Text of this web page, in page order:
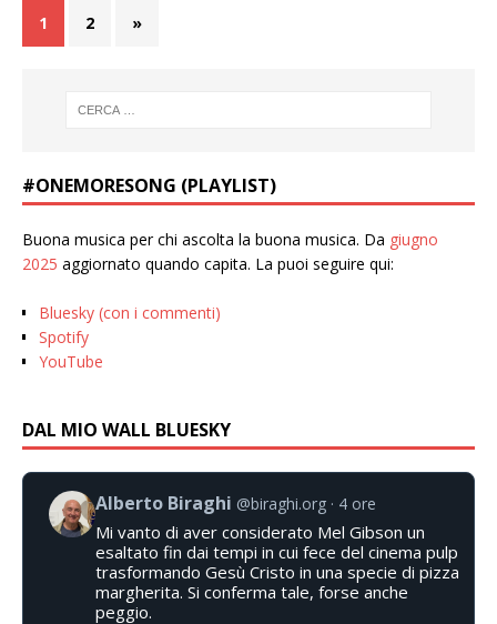
1 2 »
#ONEMORESONG (PLAYLIST)
Buona musica per chi ascolta la buona musica. Da giugno
2025 aggiornato quando capita. La puoi seguire qui:
Bluesky (con i commenti)
Spotify
YouTube
DAL MIO WALL BLUESKY
Alberto Biraghi @biraghi.org 4 ore
Mi vanto di aver considerato Mel Gibson un
esaltato fin dai tempi in cui fece del cinema pulp
trasformando Gesù Cristo in una specie di pizza
margherita. Si conferma tale, forse anche
peggio.